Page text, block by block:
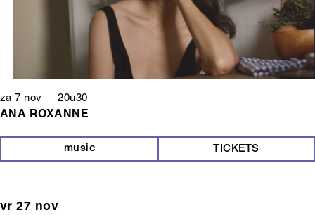
za 7 nov 20u30
ANA ROXANNE
music TICKETS
vr 27 nov